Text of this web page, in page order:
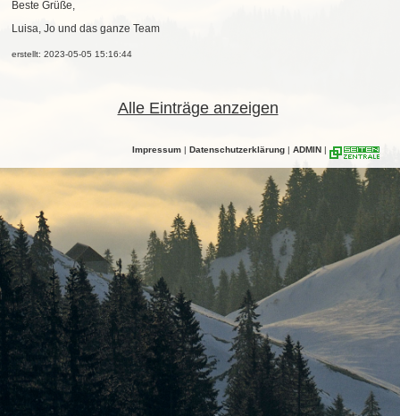
Beste Grüße,
Luisa, Jo und das ganze Team
erstellt: 2023-05-05 15:16:44
Alle Einträge anzeigen
Impressum | Datenschutzerklärung | ADMIN |